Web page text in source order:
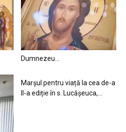
Dumnezeu…
Marșul pentru viață la cea de-a
II-a ediție în s. Lucășeuca,...